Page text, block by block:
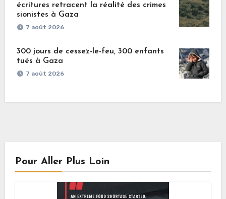
écritures retracent la réalité des crimes
sionistes à Gaza
7 août 2026
300 jours de cessez-le-feu, 300 enfants
tués à Gaza
7 août 2026
Pour Aller Plus Loin